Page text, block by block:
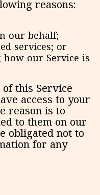
reasons:
our behalf;
services; or
how our Service is
this Service
access to your
reason is to
to them on our
obligated not to
for any